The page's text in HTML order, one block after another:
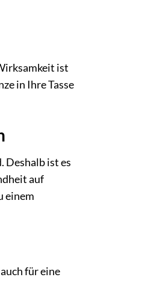
ist
in Ihre Tasse
Deshalb ist es
auf
einem
für eine